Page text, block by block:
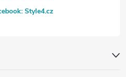
Style4.cz